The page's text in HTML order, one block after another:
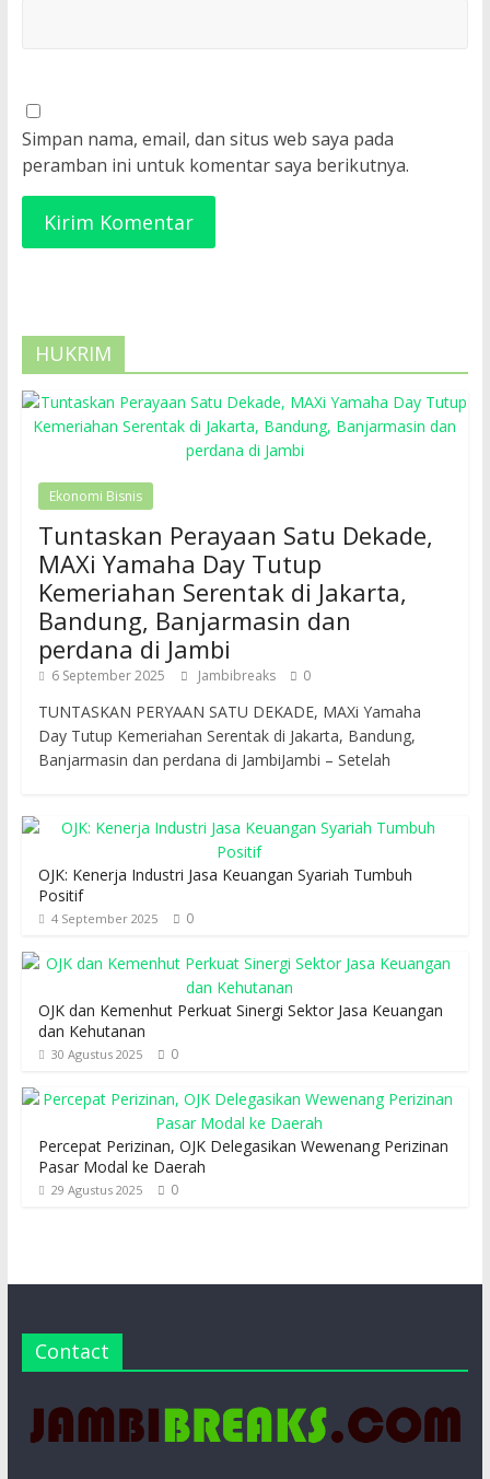
Simpan nama, email, dan situs web saya pada
peramban ini untuk komentar saya berikutnya.
HUKRIM
Ekonomi Bisnis
Tuntaskan Perayaan Satu Dekade,
MAXi Yamaha Day Tutup
Kemeriahan Serentak di Jakarta,
Bandung, Banjarmasin dan
perdana di Jambi
6 September 2025 Jambibreaks 0
TUNTASKAN PERYAAN SATU DEKADE, MAXi Yamaha
Day Tutup Kemeriahan Serentak di Jakarta, Bandung,
Banjarmasin dan perdana di JambiJambi – Setelah
OJK: Kenerja Industri Jasa Keuangan Syariah Tumbuh
Positif
4 September 2025 0
OJK dan Kemenhut Perkuat Sinergi Sektor Jasa Keuangan
dan Kehutanan
30 Agustus 2025 0
Percepat Perizinan, OJK Delegasikan Wewenang Perizinan
Pasar Modal ke Daerah
29 Agustus 2025 0
Contact